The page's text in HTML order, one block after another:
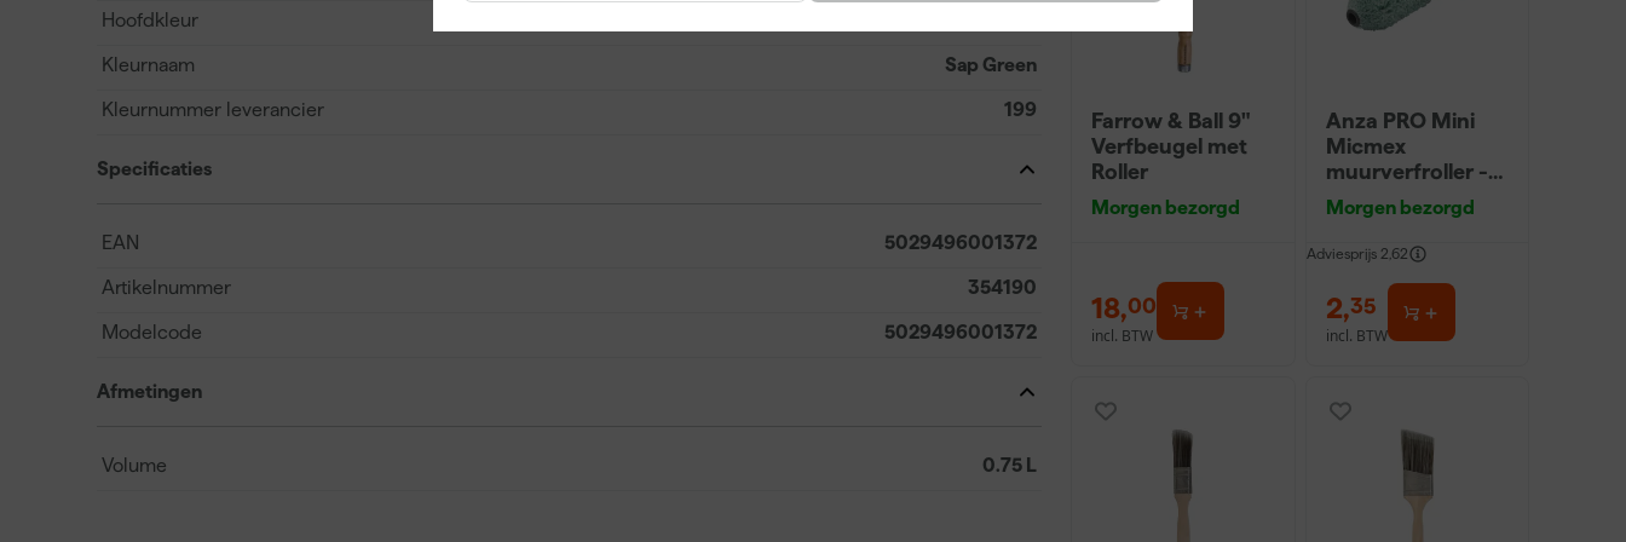
Hoofdkleur
Kleurnaam Sap Green
Kleurnummer leverancier 199
Specificaties
EAN 5029496001372
Artikelnummer 354190
Modelcode 5029496001372
Afmetingen
Volume 0.75 L
Farrow & Ball 9"
Verfbeugel met
Roller
Morgen bezorgd
18,00
incl. BTW
Anza PRO Mini
Micmex
muurverfroller -
10cm
Morgen bezorgd
Adviesprijs 2,62
2,35
incl. BTW